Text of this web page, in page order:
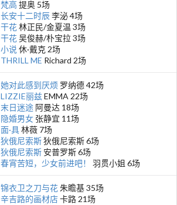
梵高 提奥 5场
长安十二时辰李泌 4场
干花林正民/金夏温 3场
干花吴俊赫/朴宝拉 3场
小说 休·戴克 2场
THRILL ME Richard 2场
她对此感到厌烦 罗纳德 42场
LIZZIE丽兹EMMA 22场
末日迷途 阿曼达 18场
隐婚男女 张静宜 11场
面·具林薇 7场
狄俄尼索斯狄俄尼索斯 6场
狄俄尼索斯 安普罗斯 6场
春宵苦短，少女前进吧！
羽贯小姐 6场
锦衣卫之刀与花朱瞻基 35场
辛吉路的画材店卡路 21场